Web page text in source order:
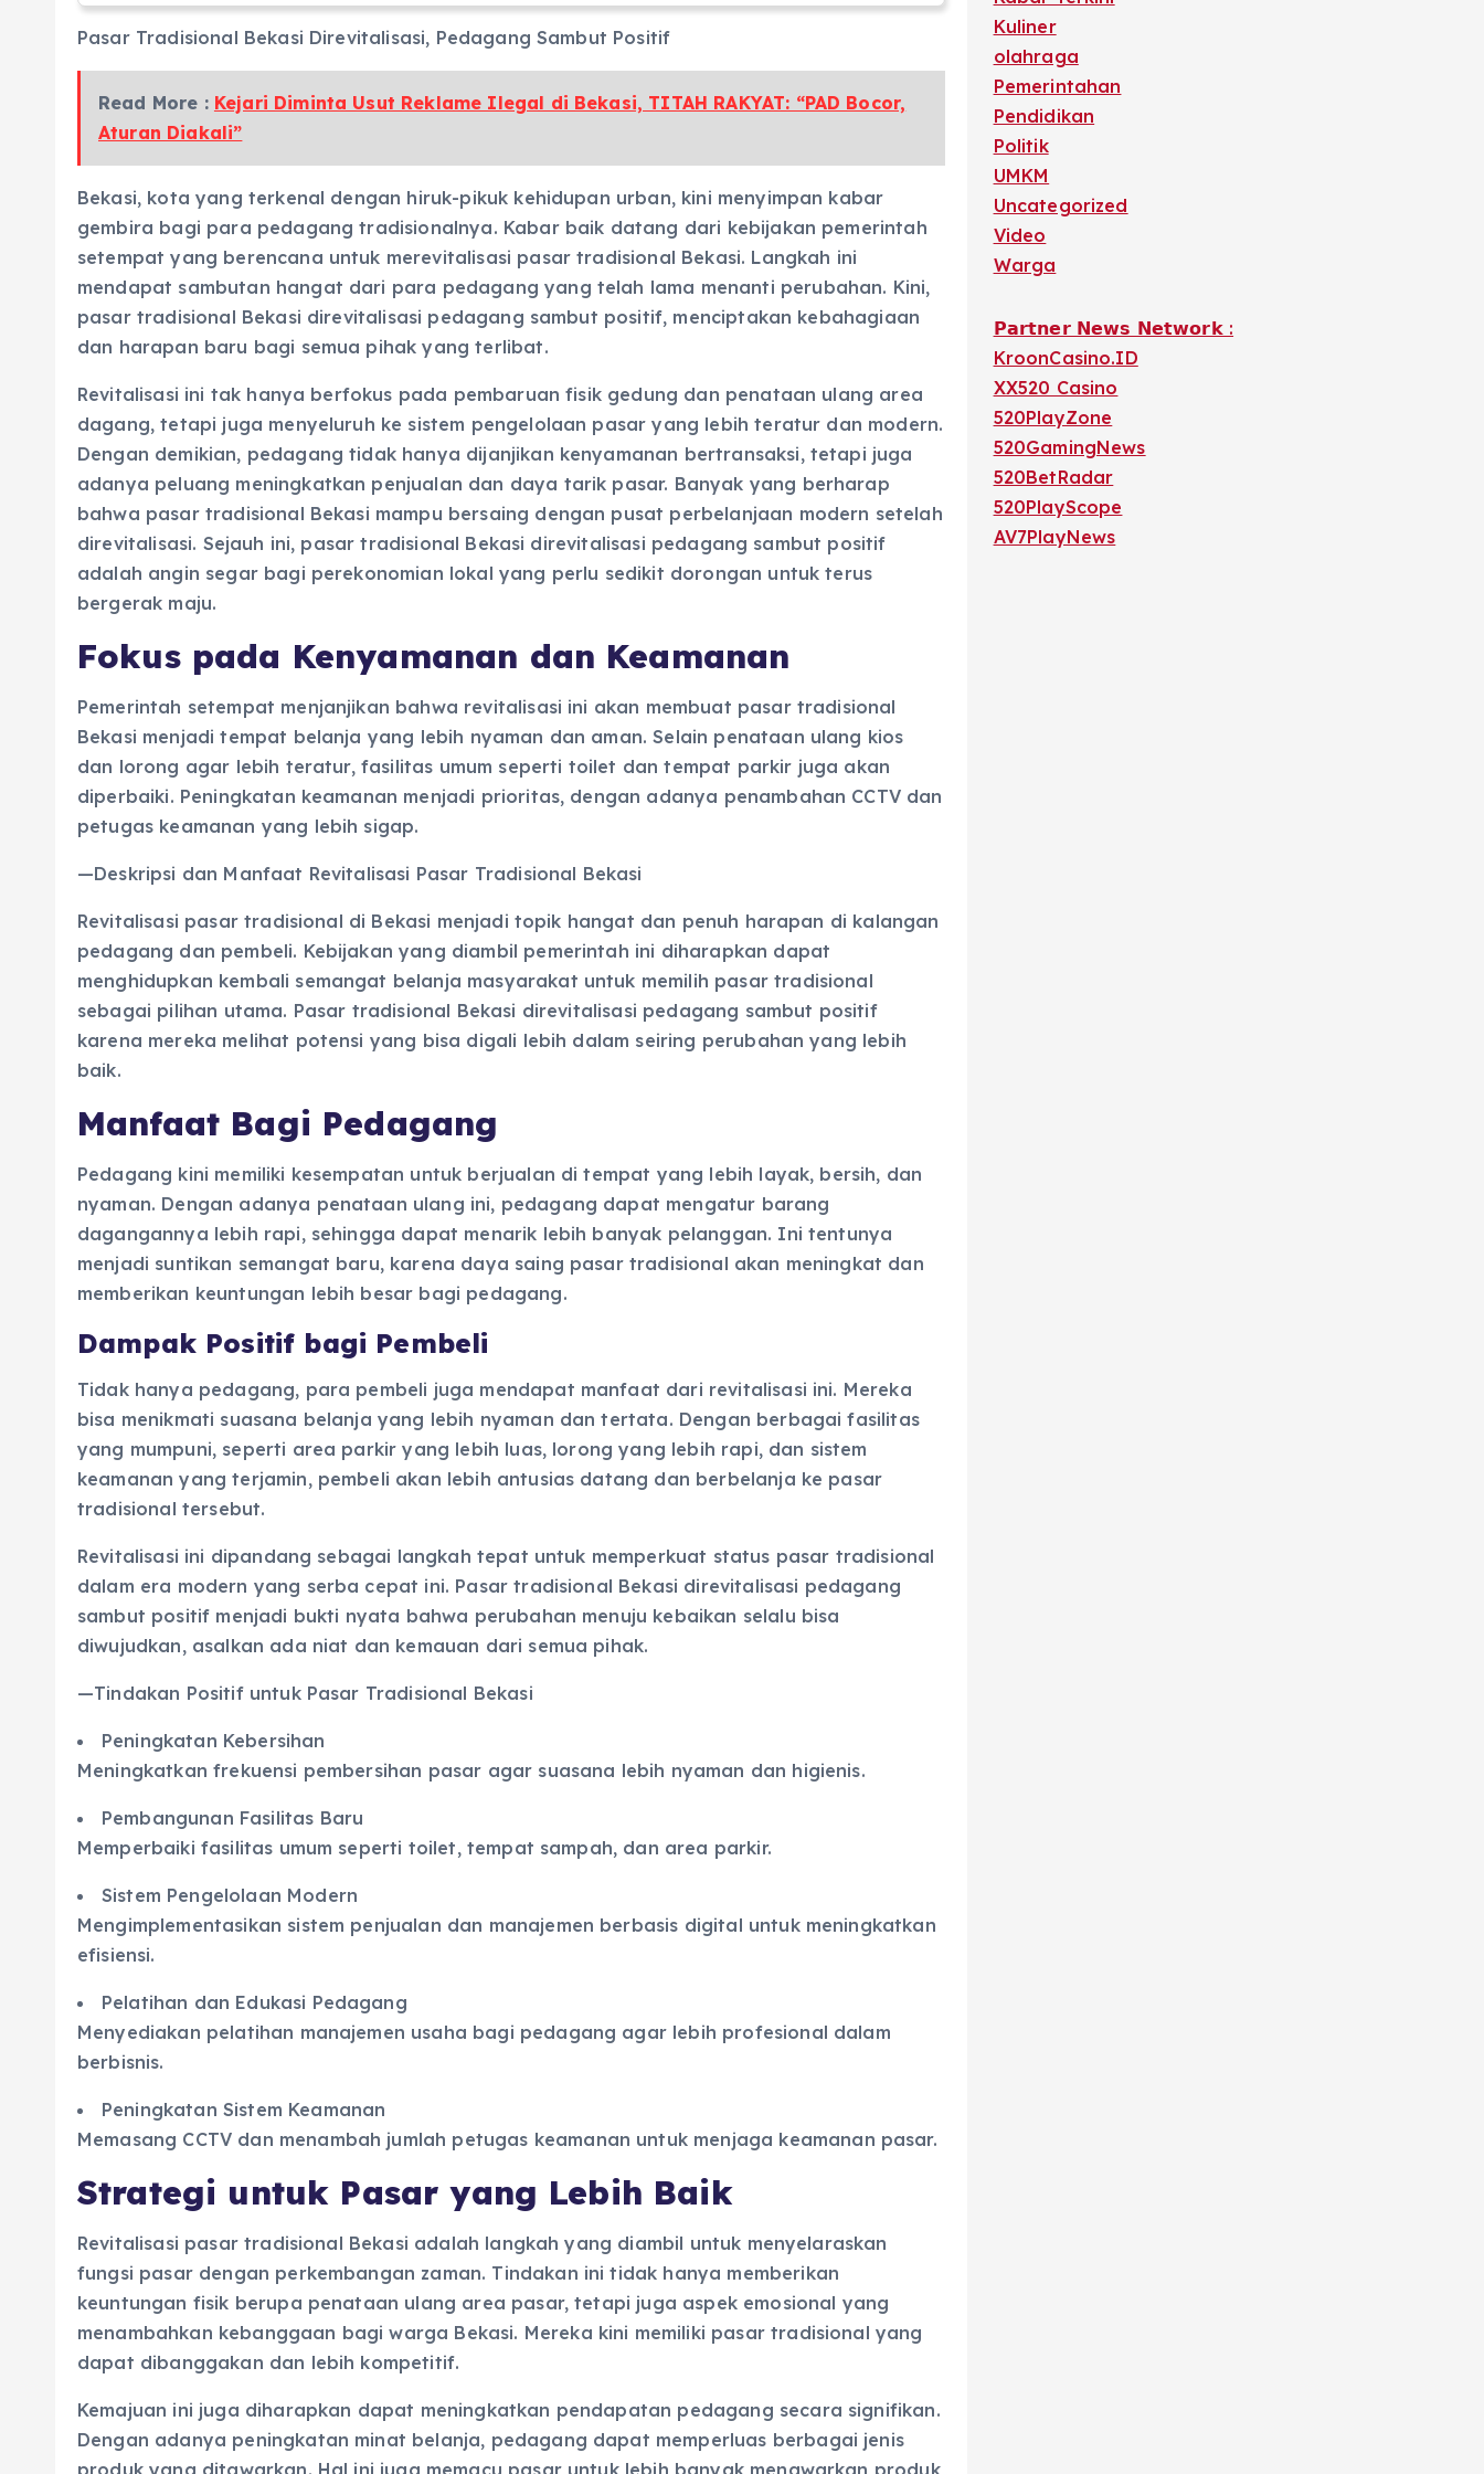
Pasar Tradisional Bekasi Direvitalisasi, Pedagang Sambut Positif
Read More : Kejari Diminta Usut Reklame Ilegal di Bekasi, TITAH RAKYAT: “PAD Bocor,
Aturan Diakali”
Bekasi, kota yang terkenal dengan hiruk-pikuk kehidupan urban, kini menyimpan kabar
gembira bagi para pedagang tradisionalnya. Kabar baik datang dari kebijakan pemerintah
setempat yang berencana untuk merevitalisasi pasar tradisional Bekasi. Langkah ini
mendapat sambutan hangat dari para pedagang yang telah lama menanti perubahan. Kini,
pasar tradisional Bekasi direvitalisasi pedagang sambut positif, menciptakan kebahagiaan
dan harapan baru bagi semua pihak yang terlibat.
Revitalisasi ini tak hanya berfokus pada pembaruan fisik gedung dan penataan ulang area
dagang, tetapi juga menyeluruh ke sistem pengelolaan pasar yang lebih teratur dan modern.
Dengan demikian, pedagang tidak hanya dijanjikan kenyamanan bertransaksi, tetapi juga
adanya peluang meningkatkan penjualan dan daya tarik pasar. Banyak yang berharap
bahwa pasar tradisional Bekasi mampu bersaing dengan pusat perbelanjaan modern setelah
direvitalisasi. Sejauh ini, pasar tradisional Bekasi direvitalisasi pedagang sambut positif
adalah angin segar bagi perekonomian lokal yang perlu sedikit dorongan untuk terus
bergerak maju.
Fokus pada Kenyamanan dan Keamanan
Pemerintah setempat menjanjikan bahwa revitalisasi ini akan membuat pasar tradisional
Bekasi menjadi tempat belanja yang lebih nyaman dan aman. Selain penataan ulang kios
dan lorong agar lebih teratur, fasilitas umum seperti toilet dan tempat parkir juga akan
diperbaiki. Peningkatan keamanan menjadi prioritas, dengan adanya penambahan CCTV dan
petugas keamanan yang lebih sigap.
—Deskripsi dan Manfaat Revitalisasi Pasar Tradisional Bekasi
Revitalisasi pasar tradisional di Bekasi menjadi topik hangat dan penuh harapan di kalangan
pedagang dan pembeli. Kebijakan yang diambil pemerintah ini diharapkan dapat
menghidupkan kembali semangat belanja masyarakat untuk memilih pasar tradisional
sebagai pilihan utama. Pasar tradisional Bekasi direvitalisasi pedagang sambut positif
karena mereka melihat potensi yang bisa digali lebih dalam seiring perubahan yang lebih
baik.
Manfaat Bagi Pedagang
Pedagang kini memiliki kesempatan untuk berjualan di tempat yang lebih layak, bersih, dan
nyaman. Dengan adanya penataan ulang ini, pedagang dapat mengatur barang
dagangannya lebih rapi, sehingga dapat menarik lebih banyak pelanggan. Ini tentunya
menjadi suntikan semangat baru, karena daya saing pasar tradisional akan meningkat dan
memberikan keuntungan lebih besar bagi pedagang.
Dampak Positif bagi Pembeli
Tidak hanya pedagang, para pembeli juga mendapat manfaat dari revitalisasi ini. Mereka
bisa menikmati suasana belanja yang lebih nyaman dan tertata. Dengan berbagai fasilitas
yang mumpuni, seperti area parkir yang lebih luas, lorong yang lebih rapi, dan sistem
keamanan yang terjamin, pembeli akan lebih antusias datang dan berbelanja ke pasar
tradisional tersebut.
Revitalisasi ini dipandang sebagai langkah tepat untuk memperkuat status pasar tradisional
dalam era modern yang serba cepat ini. Pasar tradisional Bekasi direvitalisasi pedagang
sambut positif menjadi bukti nyata bahwa perubahan menuju kebaikan selalu bisa
diwujudkan, asalkan ada niat dan kemauan dari semua pihak.
—Tindakan Positif untuk Pasar Tradisional Bekasi
Peningkatan Kebersihan
Meningkatkan frekuensi pembersihan pasar agar suasana lebih nyaman dan higienis.
Pembangunan Fasilitas Baru
Memperbaiki fasilitas umum seperti toilet, tempat sampah, dan area parkir.
Sistem Pengelolaan Modern
Mengimplementasikan sistem penjualan dan manajemen berbasis digital untuk meningkatkan
efisiensi.
Pelatihan dan Edukasi Pedagang
Menyediakan pelatihan manajemen usaha bagi pedagang agar lebih profesional dalam
berbisnis.
Peningkatan Sistem Keamanan
Memasang CCTV dan menambah jumlah petugas keamanan untuk menjaga keamanan pasar.
Strategi untuk Pasar yang Lebih Baik
Revitalisasi pasar tradisional Bekasi adalah langkah yang diambil untuk menyelaraskan
fungsi pasar dengan perkembangan zaman. Tindakan ini tidak hanya memberikan
keuntungan fisik berupa penataan ulang area pasar, tetapi juga aspek emosional yang
menambahkan kebanggaan bagi warga Bekasi. Mereka kini memiliki pasar tradisional yang
dapat dibanggakan dan lebih kompetitif.
Kemajuan ini juga diharapkan dapat meningkatkan pendapatan pedagang secara signifikan.
Dengan adanya peningkatan minat belanja, pedagang dapat memperluas berbagai jenis
produk yang ditawarkan. Hal ini juga memacu pasar untuk lebih banyak menawarkan produk
Kuliner
olahraga
Pemerintahan
Pendidikan
Politik
UMKM
Uncategorized
Video
Warga
𝗣𝗮𝗿𝘁𝗻𝗲𝗿 𝗡𝗲𝘄𝘀 𝗡𝗲𝘁𝘄𝗼𝗿𝗸 :
KroonCasino.ID
XX520 Casino
520PlayZone
520GamingNews
520BetRadar
520PlayScope
AV7PlayNews